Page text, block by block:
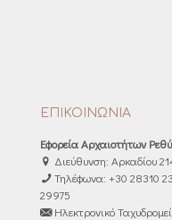
ΕΠΙΚΟΙΝΩΝΙΑ
Εφορεία Αρχαιοτήτων
Διεύθυνση: Αρκαδίου
Τηλέφωνα: +30 28310
29975
Ηλεκτρονικό